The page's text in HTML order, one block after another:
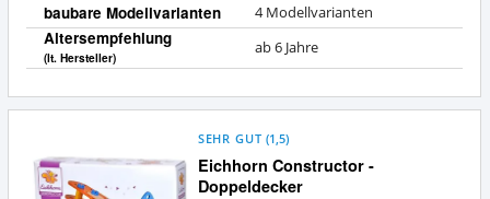
baubare Modellvarianten 4 Modellvarianten
Altersempfehlung
(lt. Hersteller)
ab 6 Jahre
Eichhorn Constructor -
Doppeldecker
SEHR GUT (1,5)